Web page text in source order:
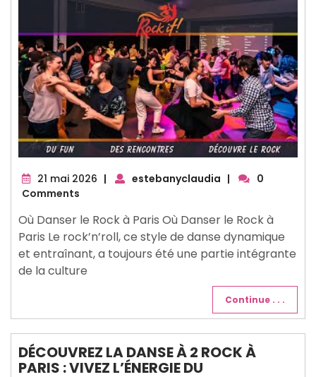
21 mai 2026 21| estebanyclaudia |
0
Comments
Où Danser le Rock à Paris Où Danser le Rock à
Paris Le rock’n’roll, ce style de danse dynamique
et entraînant, a toujours été une partie intégrante
de la culture
Continue . . .
DÉCOUVREZ LA DANSE À 2 ROCK À
PARIS : VIVEZ L’ÉNERGIE DU